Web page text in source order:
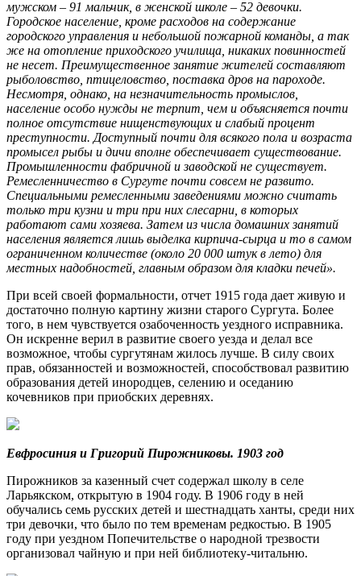
мужском – 91 мальчик, в женской школе – 52 девочки.
Городское население, кроме расходов на содержание
городского управления и небольшой пожарной команды, а так
же на отопление приходского училища, никаких повинностей
не несет. Преимущественное занятие жителей составляют
рыболовство, птицеловство, поставка дров на пароходе.
Несмотря, однако, на незначительность промыслов,
население особо нужды не терпит, чем и объясняется почти
полное отсутствие нищенствующих и слабый процент
преступности. Доступный почти для всякого пола и возраста
промысел рыбы и дичи вполне обеспечивает существование.
Промышленности фабричной и заводской не существует.
Ремесленничество в Сургуте почти совсем не развито.
Специальными ремесленными заведениями можно считать
только три кузни и три при них слесарни, в которых
работают сами хозяева. Затем из числа домашних занятий
населения является лишь выделка кирпича-сырца и то в самом
ограниченном количестве (около 20 000 штук в лето) для
местных надобностей, главным образом для кладки печей».
При всей своей формальности, отчет 1915 года дает живую и
достаточно полную картину жизни старого Сургута. Более
того, в нем чувствуется озабоченность уездного исправника.
Он искренне верил в развитие своего уезда и делал все
возможное, чтобы сургутянам жилось лучше. В силу своих
прав, обязанностей и возможностей, способствовал развитию
образования детей инородцев, селению и оседанию
кочевников при приобских деревнях.
Евфросиния и Григорий Пирожниковы. 1903 год
Пирожников за казенный счет содержал школу в селе
Ларьякском, открытую в 1904 году. В 1906 году в ней
обучались семь русских детей и шестнадцать ханты, среди них
три девочки, что было по тем временам редкостью. В 1905
году при уездном Попечительстве о народной трезвости
организовал чайную и при ней библиотеку-читальню.